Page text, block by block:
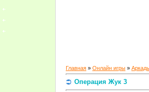
Главная » Онлайн игры »
Операция Жук 3